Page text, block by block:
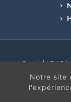
Copyright CLI © |
Notre site